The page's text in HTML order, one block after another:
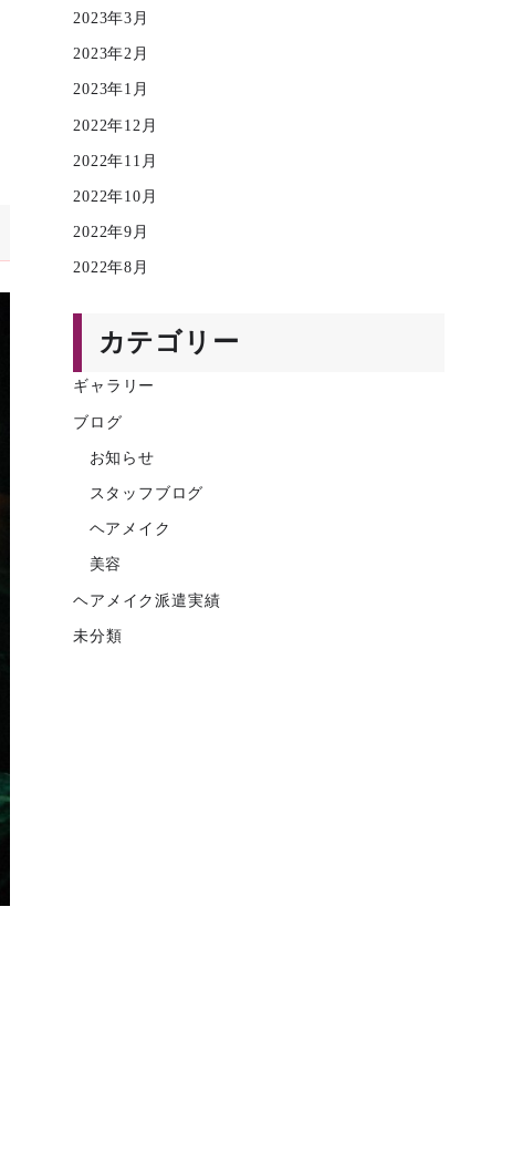
2023年3月
2023年2月
2023年1月
2022年12月
2022年11月
2022年10月
2022年9月
2022年8月
カテゴリー
ギャラリー
ブログ
お知らせ
スタッフブログ
ヘアメイク
美容
ヘアメイク派遣実績
未分類